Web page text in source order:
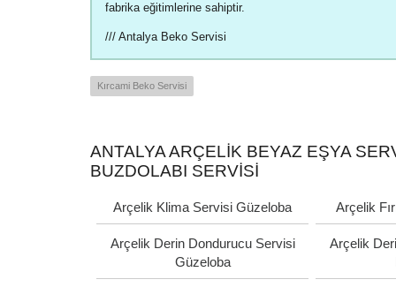
fabrika eğitimlerine sahiptir.
/// Antalya Beko Servisi
Kırcami Beko Servisi
ANTALYA ARÇELIK BEYAZ EŞYA
BUZDOLABI SERVISI
Arçelik Klima Servisi Güzeloba Arçelik
Arçelik Derin Dondurucu Servisi
Güzeloba
Arçelik